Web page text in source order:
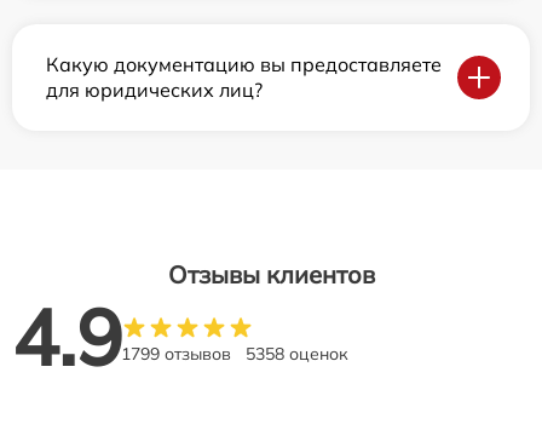
Какую документацию вы предоставляете
для юридических лиц?
Отзывы клиентов
4.91799 отзывов 5358 оценок